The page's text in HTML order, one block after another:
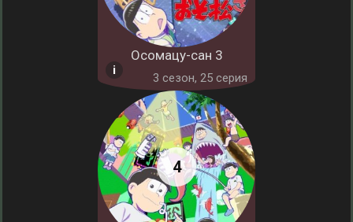
Осомацу-сан 3
3 cезон, 25 серия